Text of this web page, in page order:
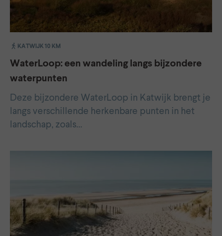
KATWIJK 10 KM
WaterLoop: een wandeling langs bijzondere
waterpunten
Deze bijzondere WaterLoop in Katwijk brengt je
langs verschillende herkenbare punten in het
landschap, zoals…